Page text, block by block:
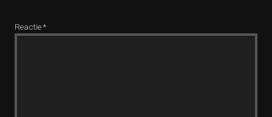
Reactie*